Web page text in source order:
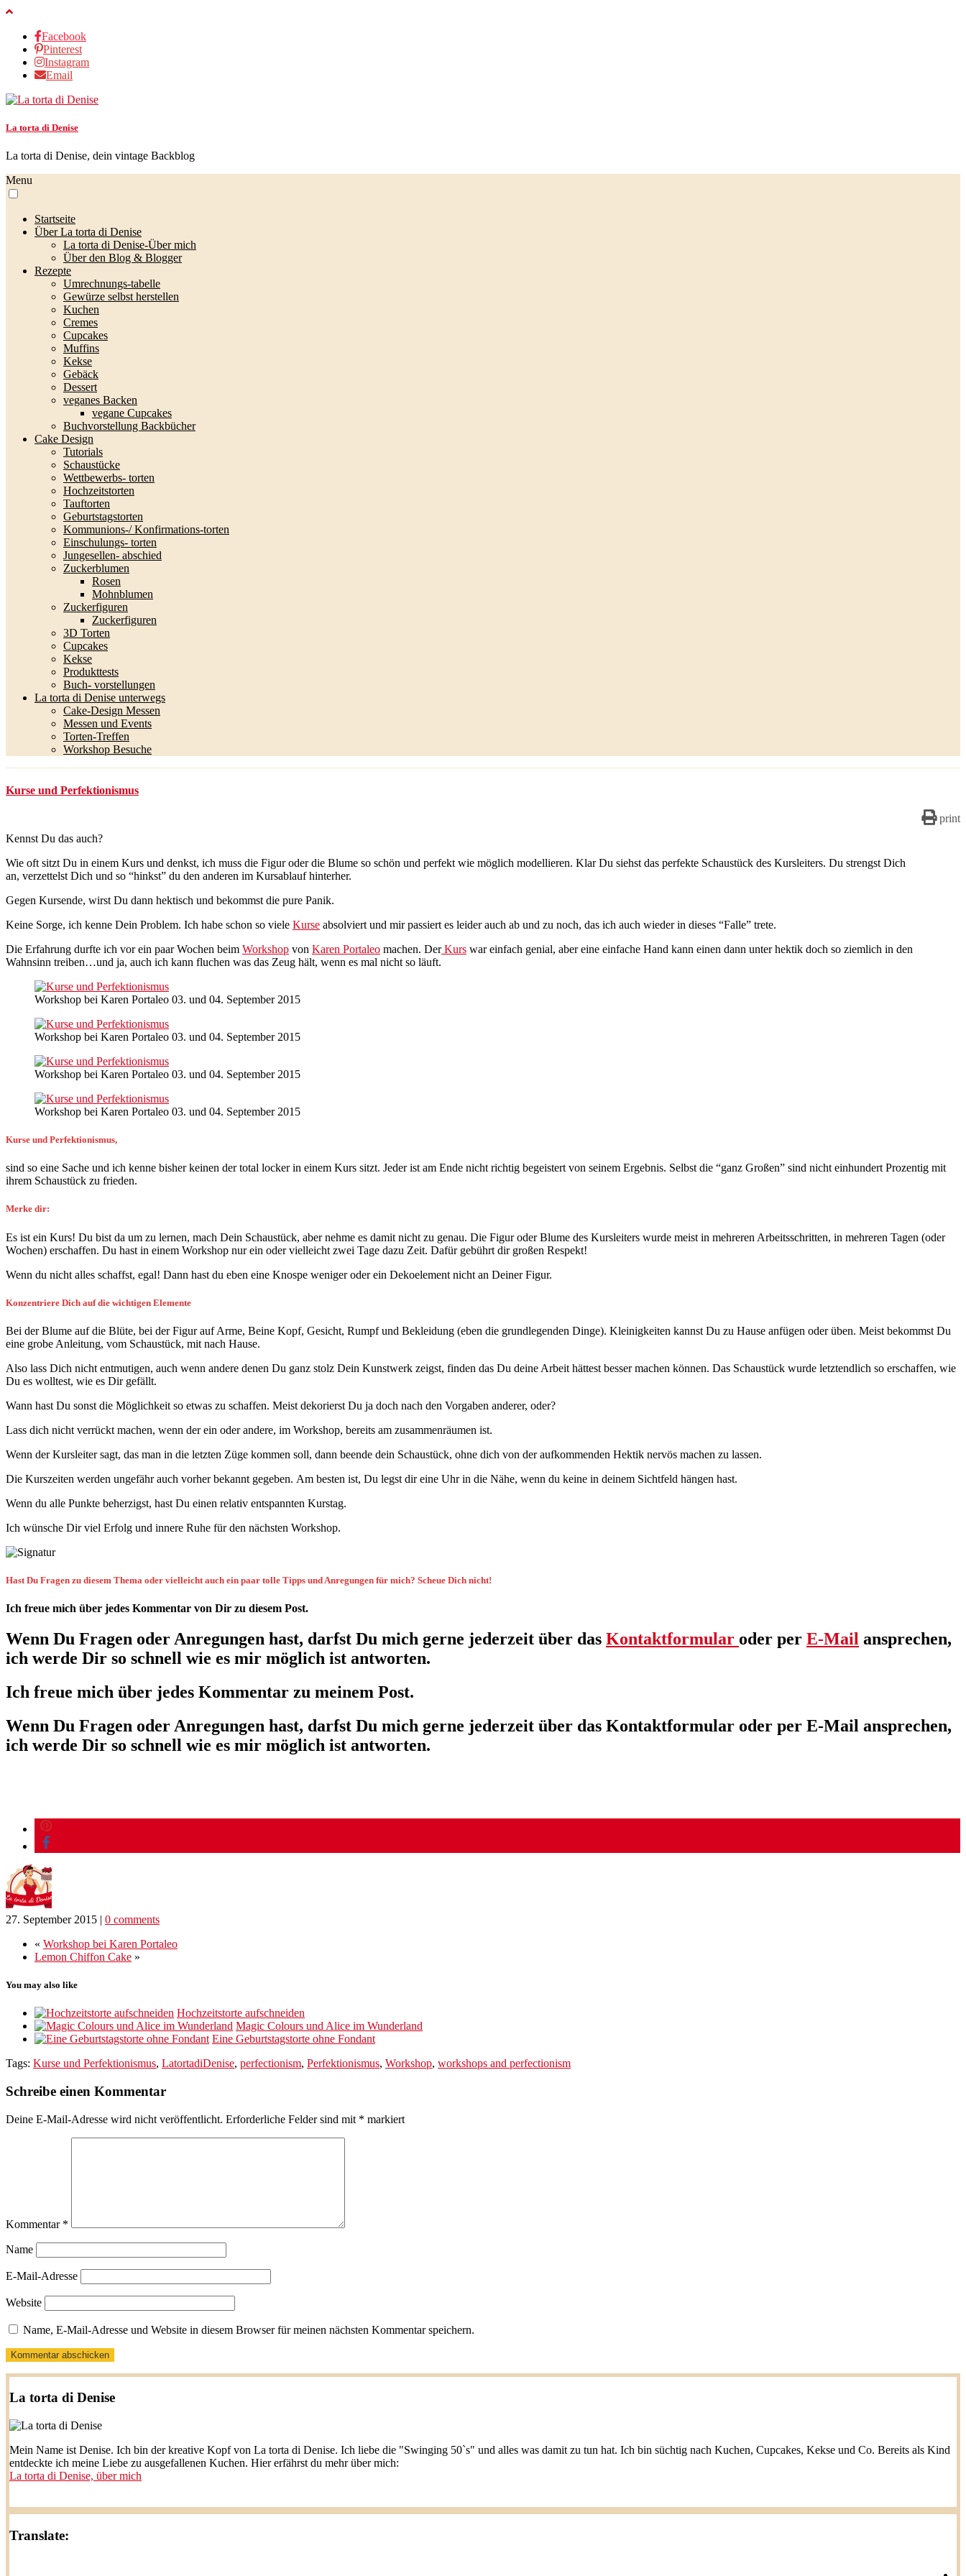
Facebook
Pinterest
Instagram
Email
La torta di Denise
La torta di Denise, dein vintage Backblog
Menu
Startseite
Über La torta di Denise
La torta di Denise-Über mich
Über den Blog & Blogger
Rezepte
Umrechnungs-tabelle
Gewürze selbst herstellen
Kuchen
Cremes
Cupcakes
Muffins
Kekse
Gebäck
Dessert
veganes Backen
vegane Cupcakes
Buchvorstellung Backbücher
Cake Design
Tutorials
Schaustücke
Wettbewerbs- torten
Hochzeitstorten
Tauftorten
Geburtstagstorten
Kommunions-/ Konfirmations-torten
Einschulungs- torten
Jungesellen- abschied
Zuckerblumen
Rosen
Mohnblumen
Zuckerfiguren
Zuckerfiguren
3D Torten
Cupcakes
Kekse
Produkttests
Buch- vorstellungen
La torta di Denise unterwegs
Cake-Design Messen
Messen und Events
Torten-Treffen
Workshop Besuche
Kurse und Perfektionismus
print
Kennst Du das auch?
Wie oft sitzt Du in einem Kurs und denkst, ich muss die Figur oder die Blume so schön und perfekt wie möglich modellieren. Klar Du siehst das perfekte Schaustück des Kursleiters. Du strengst Dich
an, verzettelst Dich und so “hinkst” du den anderen im Kursablauf hinterher.
Gegen Kursende, wirst Du dann hektisch und bekommst die pure Panik.
Keine Sorge, ich kenne Dein Problem. Ich habe schon so viele Kurse absolviert und mir passiert es leider auch ab und zu noch, das ich auch wieder in dieses “Falle” trete.
Die Erfahrung durfte ich vor ein paar Wochen beim Workshop von Karen Portaleo machen. DerKurs war einfach genial, aber eine einfache Hand kann einen dann unter hektik doch so ziemlich in den
Wahnsinn treiben…und ja, auch ich kann fluchen was das Zeug hält, wenn es mal nicht so läuft.
Workshop bei Karen Portaleo 03. und 04. September 2015
Workshop bei Karen Portaleo 03. und 04. September 2015
Workshop bei Karen Portaleo 03. und 04. September 2015
Workshop bei Karen Portaleo 03. und 04. September 2015
Kurse und Perfektionismus,
sind so eine Sache und ich kenne bisher keinen der total locker in einem Kurs sitzt. Jeder ist am Ende nicht richtig begeistert von seinem Ergebnis. Selbst die “ganz Großen” sind nicht einhundert Prozentig mit
ihrem Schaustück zu frieden.
Merke dir:
Es ist ein Kurs! Du bist da um zu lernen, mach Dein Schaustück, aber nehme es damit nicht zu genau. Die Figur oder Blume des Kursleiters wurde meist in mehreren Arbeitsschritten, in mehreren Tagen (oder
Wochen) erschaffen. Du hast in einem Workshop nur ein oder vielleicht zwei Tage dazu Zeit. Dafür gebührt dir großen Respekt!
Wenn du nicht alles schaffst, egal! Dann hast du eben eine Knospe weniger oder ein Dekoelement nicht an Deiner Figur.
Konzentriere Dich auf die wichtigen Elemente
Bei der Blume auf die Blüte, bei der Figur auf Arme, Beine Kopf, Gesicht, Rumpf und Bekleidung (eben die grundlegenden Dinge). Kleinigkeiten kannst Du zu Hause anfügen oder üben. Meist bekommst Du
eine grobe Anleitung, vom Schaustück, mit nach Hause.
Also lass Dich nicht entmutigen, auch wenn andere denen Du ganz stolz Dein Kunstwerk zeigst, finden das Du deine Arbeit hättest besser machen können. Das Schaustück wurde letztendlich so erschaffen, wie
Du es wolltest, wie es Dir gefällt.
Wann hast Du sonst die Möglichkeit so etwas zu schaffen. Meist dekorierst Du ja doch nach den Vorgaben anderer, oder?
Lass dich nicht verrückt machen, wenn der ein oder andere, im Workshop, bereits am zusammenräumen ist.
Wenn der Kursleiter sagt, das man in die letzten Züge kommen soll, dann beende dein Schaustück, ohne dich von der aufkommenden Hektik nervös machen zu lassen.
Die Kurszeiten werden ungefähr auch vorher bekannt gegeben. Am besten ist, Du legst dir eine Uhr in die Nähe, wenn du keine in deinem Sichtfeld hängen hast.
Wenn du alle Punkte beherzigst, hast Du einen relativ entspannten Kurstag.
Ich wünsche Dir viel Erfolg und innere Ruhe für den nächsten Workshop.
Hast Du Fragen zu diesem Thema oder vielleicht auch ein paar tolle Tipps und Anregungen für mich? Scheue Dich nicht!
Ich freue mich über jedes Kommentar von Dir zu diesem Post.
Wenn Du Fragen oder Anregungen hast, darfst Du mich gerne jederzeit über das Kontaktformular oder per E-Mail ansprechen,
ich werde Dir so schnell wie es mir möglich ist antworten.
Ich freue mich über jedes Kommentar zu meinem Post.
Wenn Du Fragen oder Anregungen hast, darfst Du mich gerne jederzeit über das Kontaktformular oder per E-Mail ansprechen,
ich werde Dir so schnell wie es mir möglich ist antworten.
27. September 2015 | 0 comments
« Workshop bei Karen Portaleo
Lemon Chiffon Cake »
You may also like
Hochzeitstorte aufschneiden
Magic Colours und Alice im Wunderland
Eine Geburtstagstorte ohne Fondant
Tags: Kurse und Perfektionismus, LatortadiDenise, perfectionism, Perfektionismus, Workshop, workshops and perfectionism
Schreibe einen Kommentar
Deine E-Mail-Adresse wird nicht veröffentlicht. Erforderliche Felder sind mit * markiert
Kommentar *
Name
E-Mail-Adresse
Website
Name, E-Mail-Adresse und Website in diesem Browser für meinen nächsten Kommentar speichern.
La torta di Denise
Mein Name ist Denise. Ich bin der kreative Kopf von La torta di Denise. Ich liebe die "Swinging 50`s" und alles was damit zu tun hat. Ich bin süchtig nach Kuchen, Cupcakes, Kekse und Co. Bereits als Kind
entdeckte ich meine Liebe zu ausgefallenen Kuchen. Hier erfährst du mehr über mich:
La torta di Denise, über mich
Translate: